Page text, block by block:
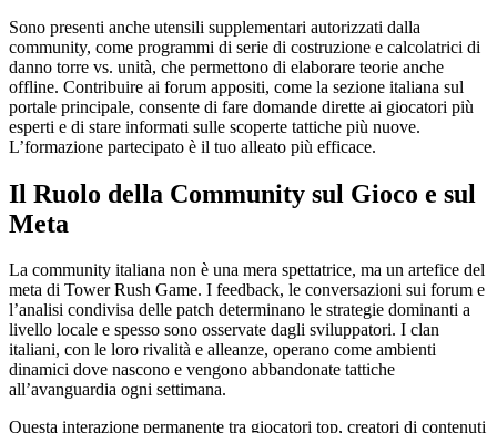
Sono presenti anche utensili supplementari autorizzati dalla
community, come programmi di serie di costruzione e calcolatrici di
danno torre vs. unità, che permettono di elaborare teorie anche
offline. Contribuire ai forum appositi, come la sezione italiana sul
portale principale, consente di fare domande dirette ai giocatori più
esperti e di stare informati sulle scoperte tattiche più nuove.
L’formazione partecipato è il tuo alleato più efficace.
Il Ruolo della Community sul Gioco e sul
Meta
La community italiana non è una mera spettatrice, ma un artefice del
meta di Tower Rush Game. I feedback, le conversazioni sui forum e
l’analisi condivisa delle patch determinano le strategie dominanti a
livello locale e spesso sono osservate dagli sviluppatori. I clan
italiani, con le loro rivalità e alleanze, operano come ambienti
dinamici dove nascono e vengono abbandonate tattiche
all’avanguardia ogni settimana.
Questa interazione permanente tra giocatori top, creatori di contenuti